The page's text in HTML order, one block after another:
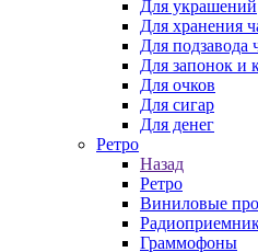
Для украшений
Для хранения
Для подзавода
Для запонок и
Для очков
Для сигар
Для денег
Ретро
Назад
Ретро
Виниловые
Граммофоны